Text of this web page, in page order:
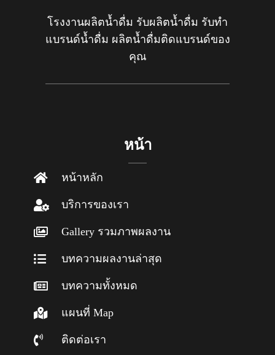
โรงงานผลิตน้ำดื่ม รับผลิตน้ำดื่ม รับทำ
แบรนด์น้ำดื่ม ผลิตน้ำดื่มติดแบรนด์ของ
คุณ
หน้า
หน้าหลัก
บริการของเรา
Gallery รวมภาพผลงาน
บทความผลงานล่าสุด
บทความทั้งหมด
แผนที่ Map
ติดต่อเรา